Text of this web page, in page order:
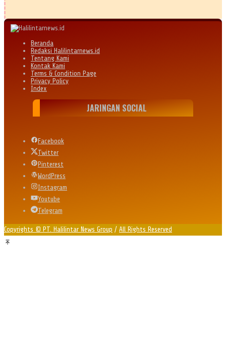
Beranda
Redaksi Halilintarnews.id
Tentang Kami
Kontak Kami
Terms & Condition Page
Privacy Policy
Index
JARINGAN SOCIAL
Facebook
Twitter
Pinterest
WordPress
Instagram
Youtube
Telegram
Copyrights © PT. Halilintar News Group / All Rights Reserved